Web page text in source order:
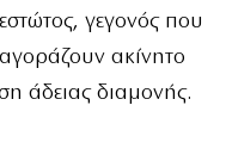
γεγονός που
αγοράζουν ακίνητο
άδειας διαμονής.